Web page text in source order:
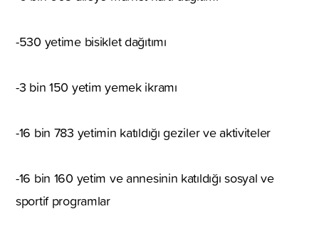
-530 yetime bisiklet dağıtımı
-3 bin 150 yetim yemek ikramı
-16 bin 783 yetimin katıldığı geziler ve aktiviteler
-16 bin 160 yetim ve annesinin katıldığı sosyal ve
sportif programlar